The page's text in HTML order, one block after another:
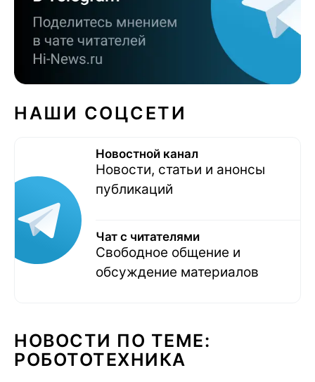
НАШИ СОЦСЕТИ
Новостной канал
Новости, статьи и анонсы
публикаций
Чат с читателями
Свободное общение и
обсуждение материалов
НОВОСТИ ПО ТЕМЕ:
РОБОТОТЕХНИКА